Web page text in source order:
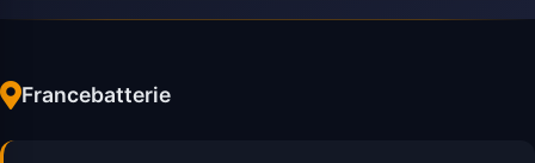
Francebatterie